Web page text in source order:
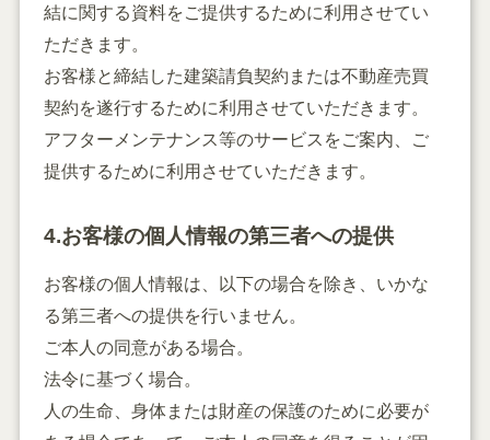
結に関する資料をご提供するために利用させてい
ただきます。
お客様と締結した建築請負契約または不動産売買
契約を遂行するために利用させていただきます。
アフターメンテナンス等のサービスをご案内、ご
提供するために利用させていただきます。
4.お客様の個人情報の第三者への提供
お客様の個人情報は、以下の場合を除き、いかな
る第三者への提供を行いません。
ご本人の同意がある場合。
法令に基づく場合。
人の生命、身体または財産の保護のために必要が